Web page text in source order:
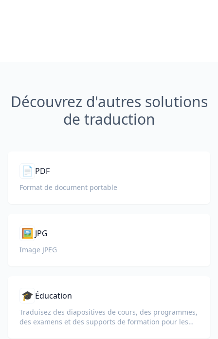
Découvrez d'autres solutions
de traduction
📄 PDF
Format de document portable
🖼️ JPG
Image JPEG
🎓 Éducation
Traduisez des diapositives de cours, des programmes,
des examens et des supports de formation pour les